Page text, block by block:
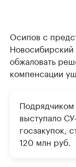
Осипов с
Новосибирский
обжаловать
компенсации
выступало
госзакупок,
120 млн руб.